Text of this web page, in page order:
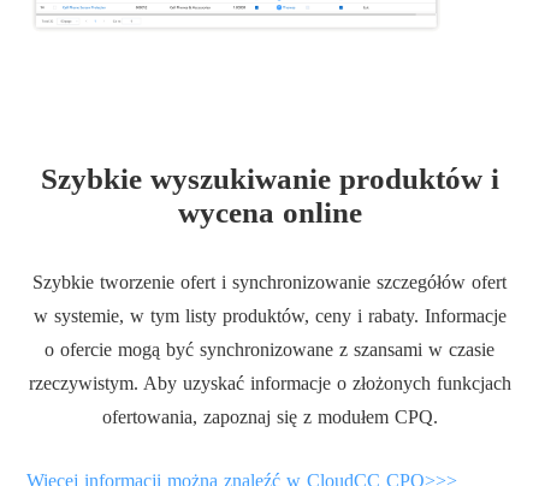
Szybkie wyszukiwanie produktów i
wycena online
Szybkie tworzenie ofert i synchronizowanie szczegółów ofert
w systemie, w tym listy produktów, ceny i rabaty. Informacje
o ofercie mogą być synchronizowane z szansami w czasie
rzeczywistym. Aby uzyskać informacje o złożonych funkcjach
ofertowania, zapoznaj się z modułem CPQ.
Więcej informacji można znaleźć w CloudCC CPQ>>>